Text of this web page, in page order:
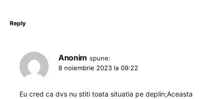
Reply
Anonim spune:
8 noiembrie 2023 la 09:22
Eu cred ca dvs nu stiti toata situatia pe deplin;Aceasta